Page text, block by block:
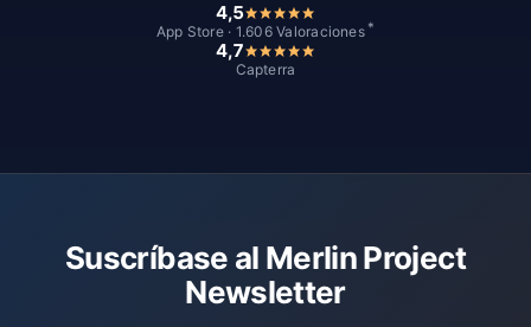
4,5
App Store · 1.606 Valoraciones *
4,7
Capterra
Suscríbase al Merlin Project
Newsletter